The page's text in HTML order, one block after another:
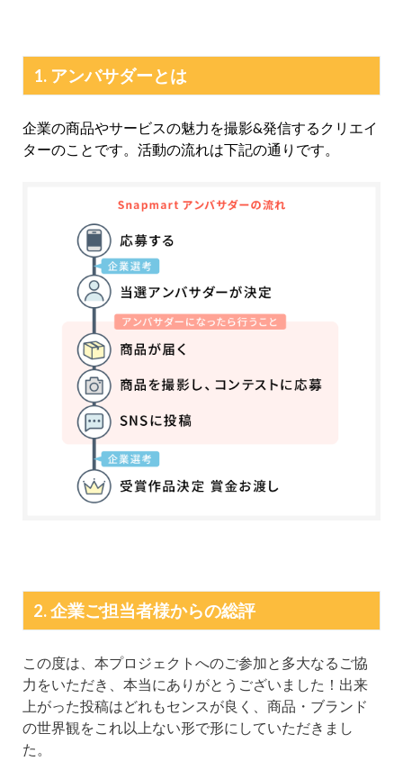
1. アンバサダーとは
企業の商品やサービスの魅力を撮影&発信するクリエイ
ターのことです。 活動の流れは下記の通りです。
2. 企業ご担当者様からの総評
この度は、本プロジェクトへのご参加と多大なるご協
力をいただき、本当にありがとうございました！出来
上がった投稿はどれもセンスが良く、商品・ブランド
の世界観をこれ以上ない形で形にしていただきまし
た。